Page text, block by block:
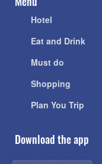
Hotel
Eat and Drink
Must do
Shopping
Plan You Trip
Download the app